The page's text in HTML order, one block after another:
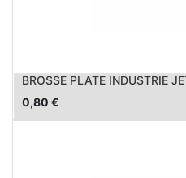
BROSSE PLATE INDUSTRIE
0,80 €